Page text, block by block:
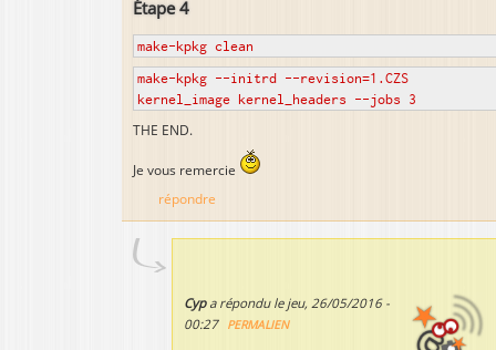
Étape 4
make-kpkg clean
make-kpkg --initrd --revision=1.CZS
kernel_image kernel_headers --jobs 3
THE END.
Je vous remercie
répondre
Cypa répondu le jeu, 26/05/2016 -
00:27
PERMALIEN